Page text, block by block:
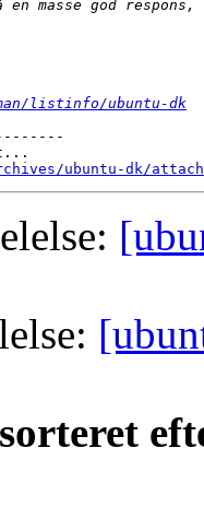
listinfo/ubuntu-dk
ubuntu-dk/